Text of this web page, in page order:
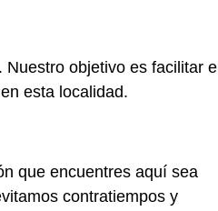
objetivo es facilitar el
esta localidad.
que encuentres aquí sea
contratiempos y